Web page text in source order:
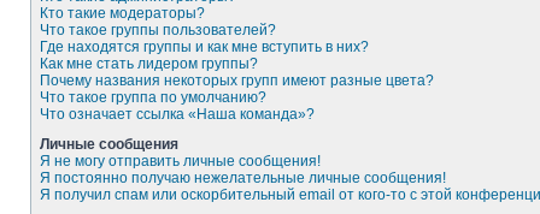
Кто такие модераторы?
Что такое группы пользователей?
Где находятся группы и как мне вступить в них?
Как мне стать лидером группы?
Почему названия некоторых групп имеют разные цвета?
Что такое группа по умолчанию?
Что означает ссылка «Наша команда»?
Личные сообщения
Я не могу отправить личные сообщения!
Я постоянно получаю нежелательные личные сообщения!
Я получил спам или оскорбительный email от кого-то с этой